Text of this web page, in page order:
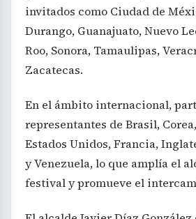
invitados como Ciudad de
Durango, Guanajuato, Nuevo
Roo, Sonora, Tamaulipas,
Zacatecas.
En el ámbito internacional,
representantes de Brasil,
Estados Unidos, Francia,
y Venezuela, lo que amplía el
festival y promueve el